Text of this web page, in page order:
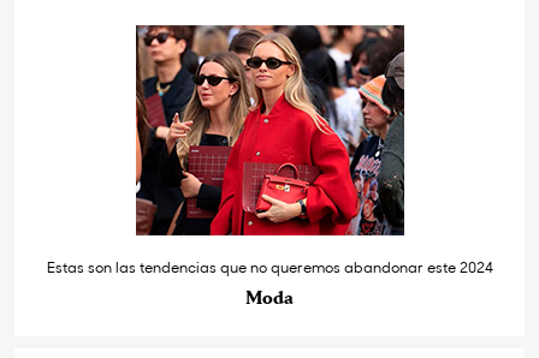
Estas son las tendencias que no queremos abandonar este 2024
Moda